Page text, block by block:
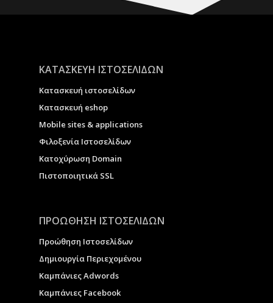
ΚΑΤΑΣΚΕΥΗ ΙΣΤΟΣΕΛΙΔΩΝ
Κατασκευή ιστοσελίδων
Κατασκευή eshop
Μobile sites & applications
Φιλοξενία Ιστοσελίδων
Κατοχύρωση Domain
Πιστοποιητικά SSL
ΠΡΟΩΘΗΣΗ ΙΣΤΟΣΕΛΙΔΩΝ
Προώθηση Ιστοσελίδων
Δημιουργία Περιεχομένου
Καμπάνιες Adwords
Καμπάνιες Facebook